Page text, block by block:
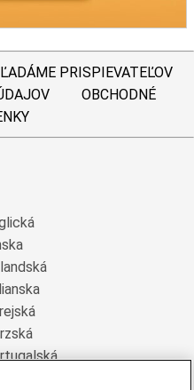
PRISPIEVATEĽOV
OBCHODNÉ